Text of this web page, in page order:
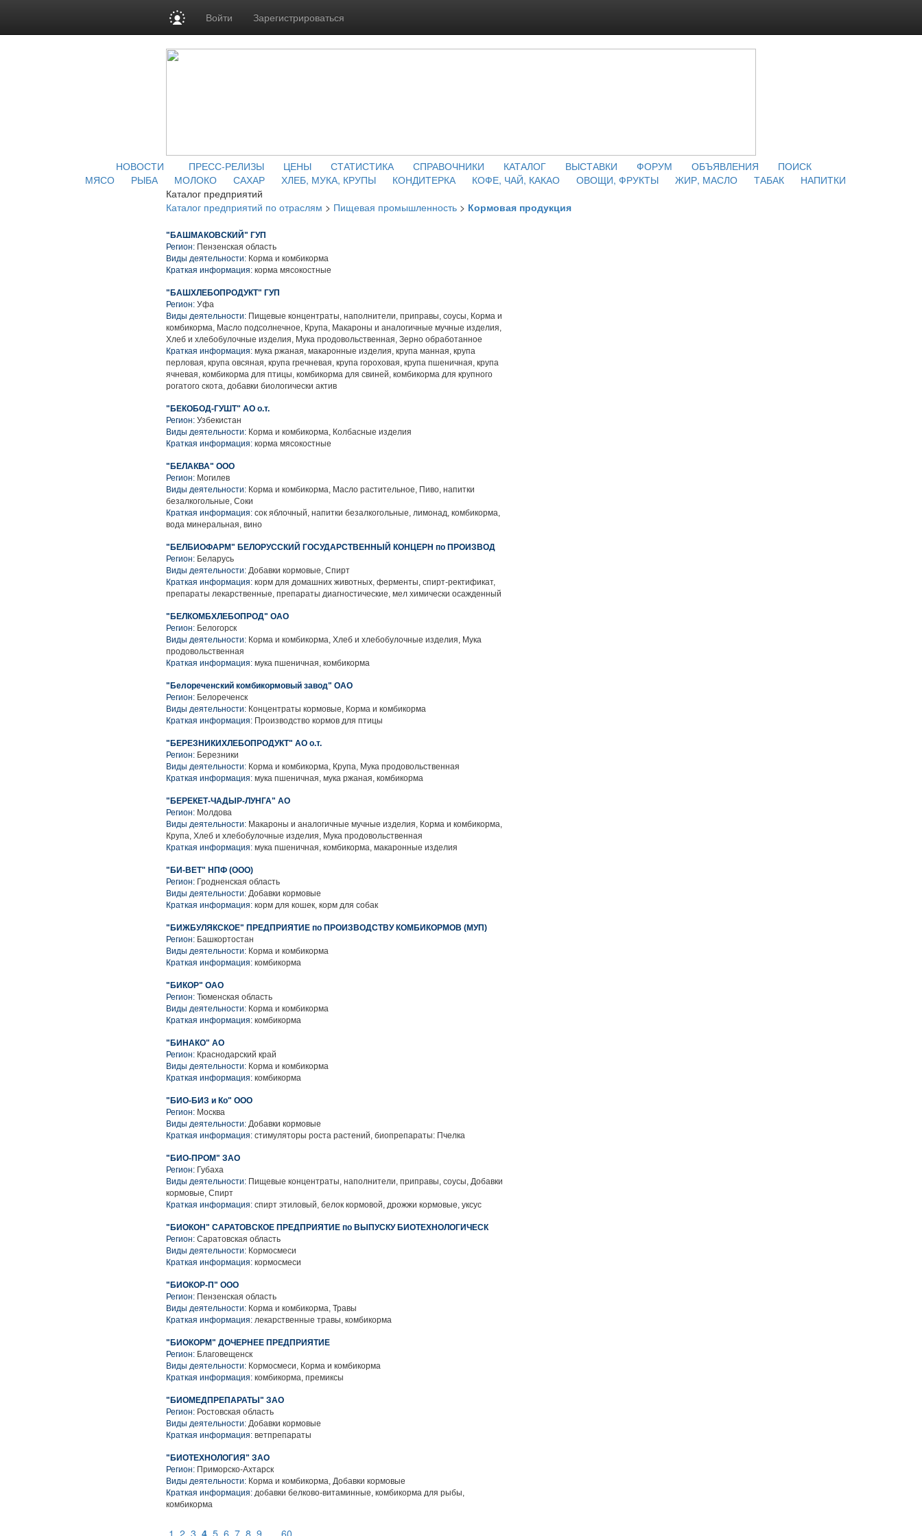
Войти Зарегистрироваться
НОВОСТИ ПРЕСС-РЕЛИЗЫ ЦЕНЫ СТАТИСТИКА СПРАВОЧНИКИ КАТАЛОГ ВЫСТАВКИ ФОРУМ ОБЪЯВЛЕНИЯ
ПОИСК
МЯСО
РЫБА МОЛОКО САХАР ХЛЕБ, МУКА, КРУПЫ КОНДИТЕРКА КОФЕ, ЧАЙ, КАКАО ОВОЩИ, ФРУКТЫ ЖИР, МАСЛО ТАБАК
НАПИТКИ
Каталог предприятий
Каталог предприятий по отраслям > Пищевая промышленность > Кормовая продукция
"БАШМАКОВСКИЙ" ГУП
Регион: Пензенская область
Виды деятельности: Корма и комбикорма
Краткая информация: корма мясокостные
"БАШХЛЕБОПРОДУКТ" ГУП
Регион: Уфа
Виды деятельности: Пищевые концентраты, наполнители, приправы, соусы, Корма и
комбикорма, Масло подсолнечное, Крупа, Макароны и аналогичные мучные изделия,
Хлеб и хлебобулочные изделия, Мука продовольственная, Зерно обработанное
Краткая информация: мука ржаная, макаронные изделия, крупа манная, крупа
перловая, крупа овсяная, крупа гречневая, крупа гороховая, крупа пшеничная, крупа
ячневая, комбикорма для птицы, комбикорма для свиней, комбикорма для крупного
рогатого скота, добавки биологически актив
"БЕКОБОД-ГУШТ" АО о.т.
Регион: Узбекистан
Виды деятельности: Корма и комбикорма, Колбасные изделия
Краткая информация: корма мясокостные
"БЕЛАКВА" ООО
Регион: Могилев
Виды деятельности: Корма и комбикорма, Масло растительное, Пиво, напитки
безалкогольные, Соки
Краткая информация: сок яблочный, напитки безалкогольные, лимонад, комбикорма,
вода минеральная, вино
"БЕЛБИОФАРМ" БЕЛОРУССКИЙ ГОСУДАРСТВЕННЫЙ КОНЦЕРН по ПРОИЗВОД
Регион: Беларусь
Виды деятельности: Добавки кормовые, Спирт
Краткая информация: корм для домашних животных, ферменты, спирт-ректификат,
препараты лекарственные, препараты диагностические, мел химически осажденный
"БЕЛКОМБХЛЕБОПРОД" ОАО
Регион: Белогорск
Виды деятельности: Корма и комбикорма, Хлеб и хлебобулочные изделия, Мука
продовольственная
Краткая информация: мука пшеничная, комбикорма
"Белореченский комбикормовый завод" ОАО
Регион: Белореченск
Виды деятельности: Концентраты кормовые, Корма и комбикорма
Краткая информация: Производство кормов для птицы
"БЕРЕЗНИКИХЛЕБОПРОДУКТ" АО о.т.
Регион: Березники
Виды деятельности: Корма и комбикорма, Крупа, Мука продовольственная
Краткая информация: мука пшеничная, мука ржаная, комбикорма
"БЕРЕКЕТ-ЧАДЫР-ЛУНГА" АО
Регион: Молдова
Виды деятельности: Макароны и аналогичные мучные изделия, Корма и комбикорма,
Крупа, Хлеб и хлебобулочные изделия, Мука продовольственная
Краткая информация: мука пшеничная, комбикорма, макаронные изделия
"БИ-ВЕТ" НПФ (ООО)
Регион: Гродненская область
Виды деятельности: Добавки кормовые
Краткая информация: корм для кошек, корм для собак
"БИЖБУЛЯКСКОЕ" ПРЕДПРИЯТИЕ по ПРОИЗВОДСТВУ КОМБИКОРМОВ (МУП)
Регион: Башкортостан
Виды деятельности: Корма и комбикорма
Краткая информация: комбикорма
"БИКОР" ОАО
Регион: Тюменская область
Виды деятельности: Корма и комбикорма
Краткая информация: комбикорма
"БИНАКО" АО
Регион: Краснодарский край
Виды деятельности: Корма и комбикорма
Краткая информация: комбикорма
"БИО-БИЗ и Ко" ООО
Регион: Москва
Виды деятельности: Добавки кормовые
Краткая информация: стимуляторы роста растений, биопрепараты: Пчелка
"БИО-ПРОМ" ЗАО
Регион: Губаха
Виды деятельности: Пищевые концентраты, наполнители, приправы, соусы, Добавки
кормовые, Спирт
Краткая информация: спирт этиловый, белок кормовой, дрожжи кормовые, уксус
"БИОКОН" САРАТОВСКОЕ ПРЕДПРИЯТИЕ по ВЫПУСКУ БИОТЕХНОЛОГИЧЕСК
Регион: Саратовская область
Виды деятельности: Кормосмеси
Краткая информация: кормосмеси
"БИОКОР-П" ООО
Регион: Пензенская область
Виды деятельности: Корма и комбикорма, Травы
Краткая информация: лекарственные травы, комбикорма
"БИОКОРМ" ДОЧЕРНЕЕ ПРЕДПРИЯТИЕ
Регион: Благовещенск
Виды деятельности: Кормосмеси, Корма и комбикорма
Краткая информация: комбикорма, премиксы
"БИОМЕДПРЕПАРАТЫ" ЗАО
Регион: Ростовская область
Виды деятельности: Добавки кормовые
Краткая информация: ветпрепараты
"БИОТЕХНОЛОГИЯ" ЗАО
Регион: Приморско-Ахтарск
Виды деятельности: Корма и комбикорма, Добавки кормовые
Краткая информация: добавки белково-витаминные, комбикорма для рыбы,
комбикорма
1 2 3 4 5 6 7 8 9 60